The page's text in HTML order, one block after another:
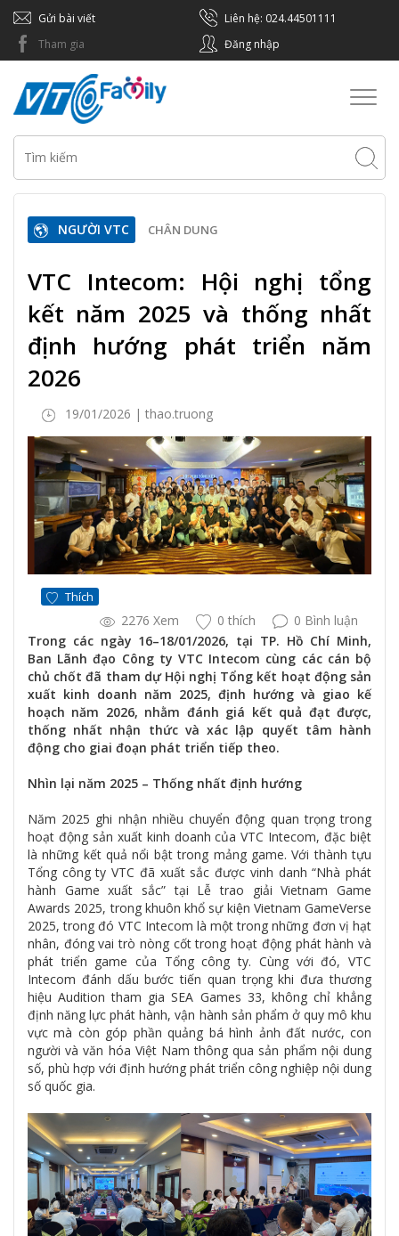
Gửi bài viết
Liên hệ: 024.44501111
Tham gia
Đăng nhập
NGƯỜI VTC CHÂN DUNG
VTC Intecom: Hội nghị tổng
kết năm 2025 và thống nhất
định hướng phát triển năm
2026
19/01/2026 | thao.truong
Thích
2276 Xem 0 thích
0 Bình luận
Trong các ngày 16–18/01/2026, tại TP. Hồ Chí Minh,
Ban Lãnh đạo Công ty VTC Intecom cùng các cán bộ
chủ chốt đã tham dự Hội nghị Tổng kết hoạt động sản
xuất kinh doanh năm 2025, định hướng và giao kế
hoạch năm 2026, nhằm đánh giá kết quả đạt được,
thống nhất nhận thức và xác lập quyết tâm hành
động cho giai đoạn phát triển tiếp theo.
Nhìn lại năm 2025 – Thống nhất định hướng
Năm 2025 ghi nhận nhiều chuyển động quan trọng trong
hoạt động sản xuất kinh doanh của VTC Intecom, đặc biệt
là những kết quả nổi bật trong mảng game. Với thành tựu
Tổng công ty VTC đã xuất sắc được vinh danh “Nhà phát
hành Game xuất sắc” tại Lễ trao giải Vietnam Game
Awards 2025, trong khuôn khổ sự kiện Vietnam GameVerse
2025, trong đó VTC Intecom là một trong những đơn vị hạt
nhân, đóng vai trò nòng cốt trong hoạt động phát hành và
phát triển game của Tổng công ty. Cùng với đó, VTC
Intecom đánh dấu bước tiến quan trọng khi đưa thương
hiệu Audition tham gia SEA Games 33, không chỉ khẳng
định năng lực phát hành, vận hành sản phẩm ở quy mô khu
vực mà còn góp phần quảng bá hình ảnh đất nước, con
người và văn hóa Việt Nam thông qua sản phẩm nội dung
số, phù hợp với định hướng phát triển công nghiệp nội dung
số quốc gia.